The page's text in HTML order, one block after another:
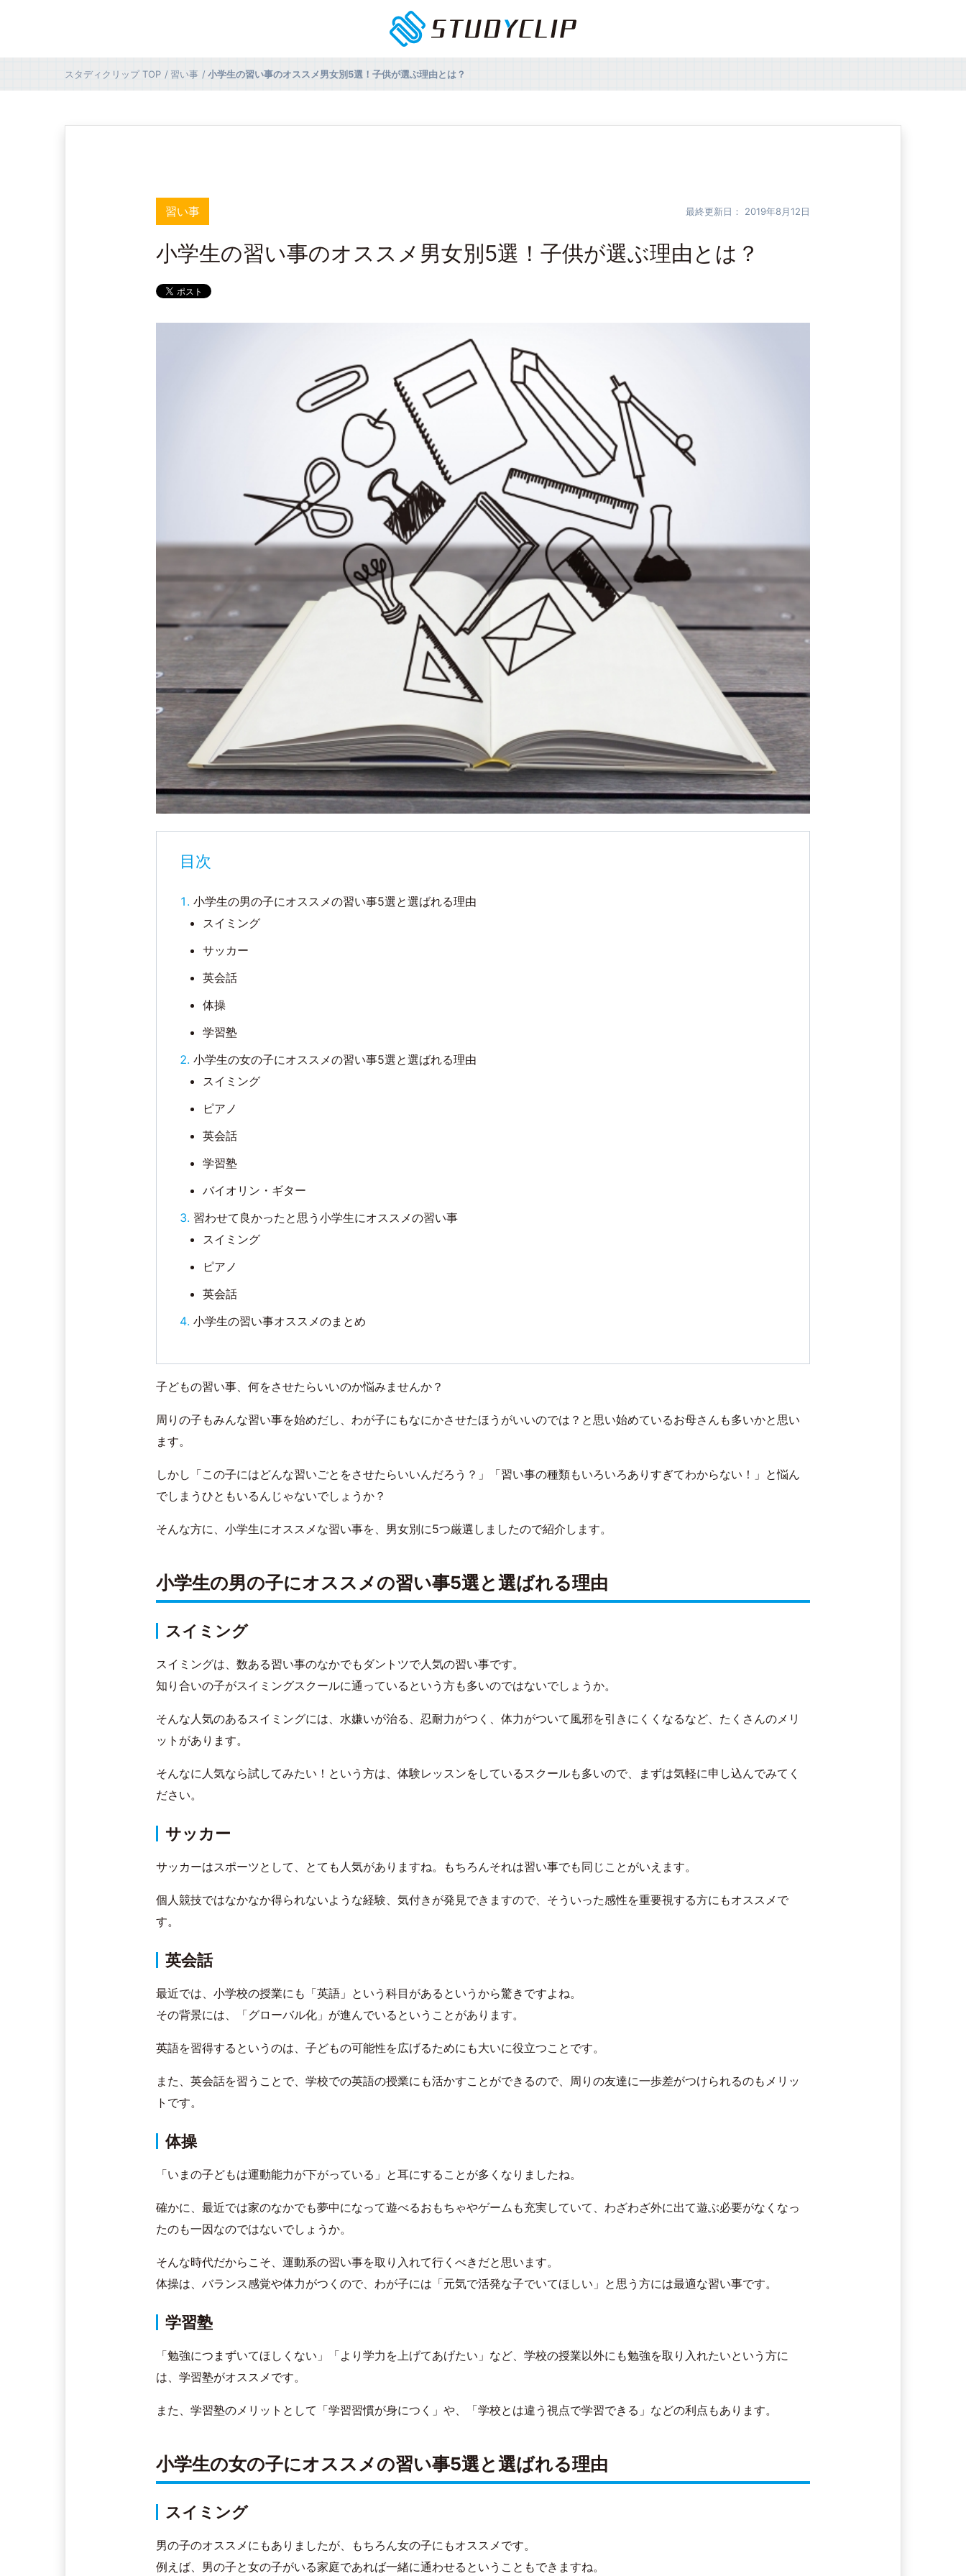
スタディクリップTOP 習い事 小学生の習い事のオススメ男女別5選！子供が選ぶ理由とは？
習い事 最終更新日： 2019年8月12日
小学生の習い事のオススメ男女別5選！子供が選ぶ理由とは？
目次
小学生の男の子にオススメの習い事5選と選ばれる理由
スイミング
サッカー
英会話
体操
学習塾
小学生の女の子にオススメの習い事5選と選ばれる理由
スイミング
ピアノ
英会話
学習塾
バイオリン・ギター
習わせて良かったと思う小学生にオススメの習い事
スイミング
ピアノ
英会話
小学生の習い事オススメのまとめ
子どもの習い事、何をさせたらいいのか悩みませんか？
周りの子もみんな習い事を始めだし、わが子にもなにかさせたほうがいいのでは？と思い始めているお母さんも多いかと思い
ます。
しかし「この子にはどんな習いごとをさせたらいいんだろう？」「習い事の種類もいろいろありすぎてわからない！」と悩ん
でしまうひともいるんじゃないでしょうか？
そんな方に、小学生にオススメな習い事を、男女別に5つ厳選しましたので紹介します。
小学生の男の子にオススメの習い事5選と選ばれる理由
スイミング
スイミングは、数ある習い事のなかでもダントツで人気の習い事です。
知り合いの子がスイミングスクールに通っているという方も多いのではないでしょうか。
そんな人気のあるスイミングには、水嫌いが治る、忍耐力がつく、体力がついて風邪を引きにくくなるなど、たくさんのメリ
ットがあります。
そんなに人気なら試してみたい！という方は、体験レッスンをしているスクールも多いので、まずは気軽に申し込んでみてく
ださい。
サッカー
サッカーはスポーツとして、とても人気がありますね。もちろんそれは習い事でも同じことがいえます。
個人競技ではなかなか得られないような経験、気付きが発見できますので、そういった感性を重要視する方にもオススメで
す。
英会話
最近では、小学校の授業にも「英語」という科目があるというから驚きですよね。
その背景には、「グローバル化」が進んでいるということがあります。
英語を習得するというのは、子どもの可能性を広げるためにも大いに役立つことです。
また、英会話を習うことで、学校での英語の授業にも活かすことができるので、周りの友達に一歩差がつけられるのもメリッ
トです。
体操
「いまの子どもは運動能力が下がっている」と耳にすることが多くなりましたね。
確かに、最近では家のなかでも夢中になって遊べるおもちゃやゲームも充実していて、わざわざ外に出て遊ぶ必要がなくなっ
たのも一因なのではないでしょうか。
そんな時代だからこそ、運動系の習い事を取り入れて行くべきだと思います。
体操は、バランス感覚や体力がつくので、わが子には「元気で活発な子でいてほしい」と思う方には最適な習い事です。
学習塾
「勉強につまずいてほしくない」「より学力を上げてあげたい」など、学校の授業以外にも勉強を取り入れたいという方に
は、学習塾がオススメです。
また、学習塾のメリットとして「学習習慣が身につく」や、「学校とは違う視点で学習できる」などの利点もあります。
小学生の女の子にオススメの習い事5選と選ばれる理由
スイミング
男の子のオススメにもありましたが、もちろん女の子にもオススメです。
例えば、男の子と女の子がいる家庭であれば一緒に通わせるということもできますね。